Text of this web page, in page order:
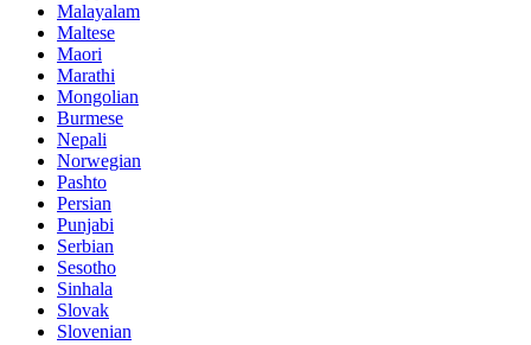
Malayalam
Maltese
Maori
Marathi
Mongolian
Burmese
Nepali
Norwegian
Pashto
Persian
Punjabi
Serbian
Sesotho
Sinhala
Slovak
Slovenian